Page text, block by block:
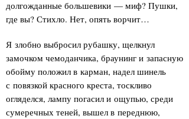
долгожданные большевики — миф? Пушки,
где вы? Стихло. Нет, опять ворчит…
Я злобно выбросил рубашку, щелкнул
замочком чемоданчика, браунинг и запасную
обойму положил в карман, надел шинель
с повязкой красного креста, тоскливо
огляделся, лампу погасил и ощупью, среди
сумеречных теней, вышел в переднюю,